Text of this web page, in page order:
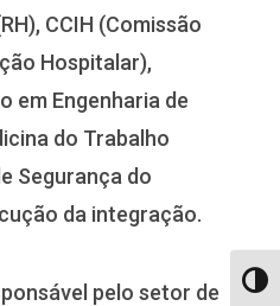
CCIH (Comissão
Hospitalar),
em Engenharia de
do Trabalho
Segurança do
da integração.
pelo setor de